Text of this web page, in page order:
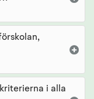
i alla